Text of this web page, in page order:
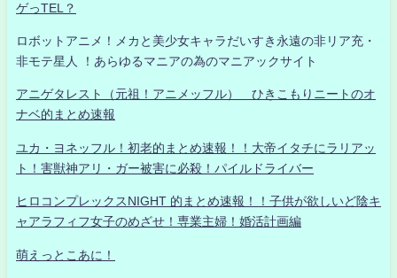
ゲっTEL？
ロボットアニメ！メカと美少女キャラだいすき永遠の非リア充・
非モテ星人 ！あらゆるマニアの為のマニアックサイト
アニゲタレスト（元祖！アニメッフル） ひきこもりニートのオ
ナベ的まとめ速報
ユカ・ヨネッフル！初老的まとめ速報！！大帝イタチにラリアッ
ト！害獣神アリ・ガー被害に必殺！パイルドライバー
ヒロコンプレックスNIGHT 的まとめ速報！！子供が欲しいど陰キ
ャアラフィフ女子のめざせ！専業主婦！婚活計画編
萌えっとこあに！